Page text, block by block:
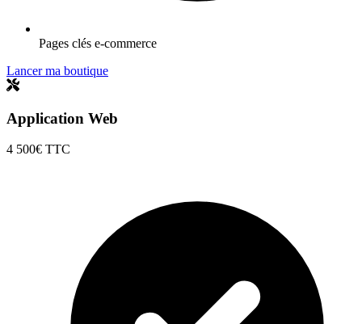
Pages clés e-commerce
Lancer ma boutique
Application Web
4 500€ TTC